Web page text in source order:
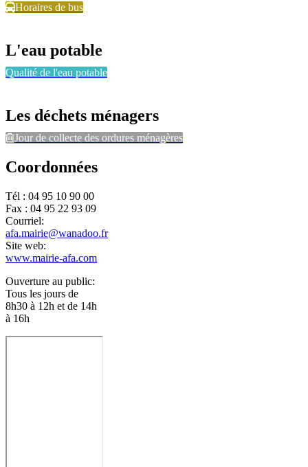
Horaires de bus
L'eau potable
Qualité de l'eau potable
Les déchets ménagers
Jour de collecte des ordures ménagères
Coordonnées
Tél : 04 95 10 90 00
Fax : 04 95 22 93 09
Courriel:
afa.mairie@wanadoo.fr
Site web:
www.mairie-afa.com
Ouverture au public:
Tous les jours de
8h30 à 12h et de 14h
à 16h